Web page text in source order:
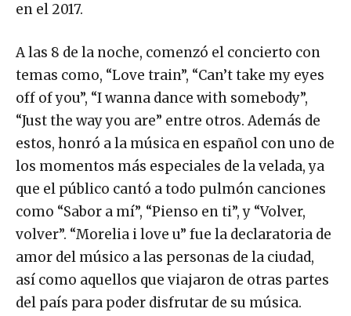
en el 2017.
A las 8 de la noche, comenzó el concierto con
temas como, “Love train”, “Can’t take my eyes
off of you”, “I wanna dance with somebody”,
“Just the way you are” entre otros. Además de
estos, honró a la música en español con uno de
los momentos más especiales de la velada, ya
que el público cantó a todo pulmón canciones
como “Sabor a mí”, “Pienso en ti”, y “Volver,
volver”. “Morelia i love u” fue la declaratoria de
amor del músico a las personas de la ciudad,
así como aquellos que viajaron de otras partes
del país para poder disfrutar de su música.